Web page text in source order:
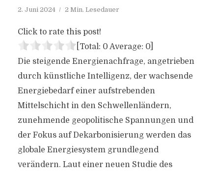
2. Juni 2024 2 Min. Lesedauer
Click to rate this post!
[Total: 0 Average: 0]
Die steigende Energienachfrage, angetrieben
durch künstliche Intelligenz, der wachsende
Energiebedarf einer aufstrebenden
Mittelschicht in den Schwellenländern,
zunehmende geopolitische Spannungen und
der Fokus auf Dekarbonisierung werden das
globale Energiesystem grundlegend
verändern. Laut einer neuen Studie des